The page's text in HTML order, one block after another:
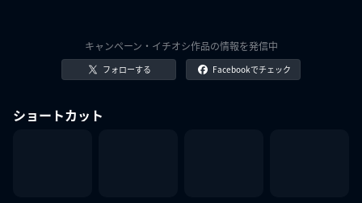
キャンペーン・イチオシ作品の情報を発信中
フォローする Facebookでチェック
ショートカット